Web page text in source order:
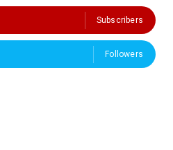
Subscribers
Followers